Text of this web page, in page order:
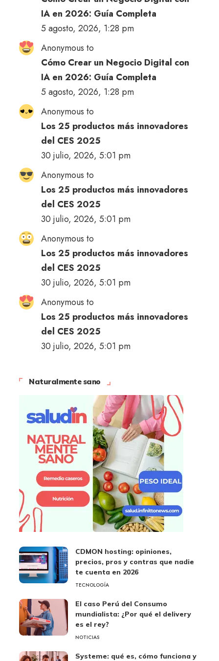
IA en 2026: Guía Completa
5 agosto, 2026, 1:28 pm
Anonymous to
Cómo Crear un Negocio Digital con
IA en 2026: Guía Completa
5 agosto, 2026, 1:28 pm
Anonymous to
Los 25 productos más innovadores
del CES 2025
30 julio, 2026, 5:01 pm
Anonymous to
Los 25 productos más innovadores
del CES 2025
30 julio, 2026, 5:01 pm
Anonymous to
Los 25 productos más innovadores
del CES 2025
30 julio, 2026, 5:01 pm
Anonymous to
Los 25 productos más innovadores
del CES 2025
30 julio, 2026, 5:01 pm
Naturalmente sano
CDMON hosting: opiniones,
precios, pros y contras que nadie
te cuenta en 2026
TECNOLOGÍA
El caso Perú del Consumo
mundialista: ¿Por qué el delivery
es el rey?
NOTICIAS
Systeme: qué es, cómo funciona y